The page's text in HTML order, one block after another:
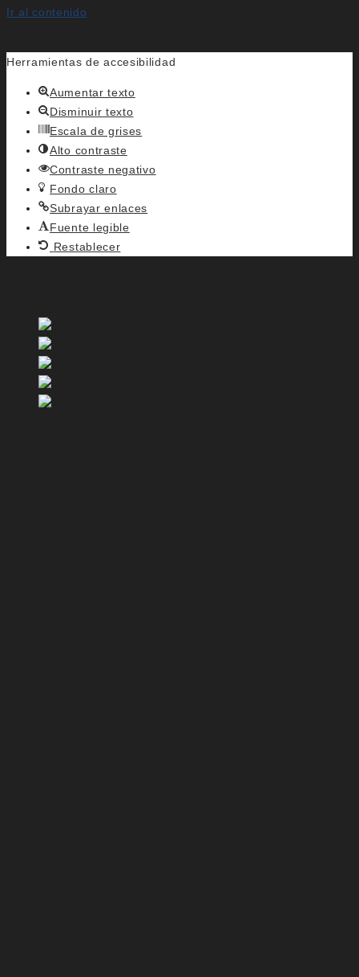
Ir al contenido
Herramientas de accesibilidad
Aumentar texto
Disminuir texto
Escala de grises
Alto contraste
Contraste negativo
Fondo claro
Subrayar enlaces
Fuente legible
Restablecer